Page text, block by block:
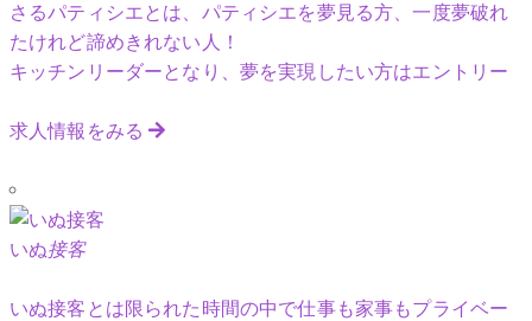
さるパティシエとは、パティシエを夢見る方、一度夢破れ
たけれど諦めきれない人！
キッチンリーダーとなり、夢を実現したい方はエントリー
求人情報をみる
いぬ接客
いぬ接客とは限られた時間の中で仕事も家事もプライベー